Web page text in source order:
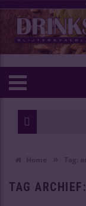
TAG ARCHIEF: